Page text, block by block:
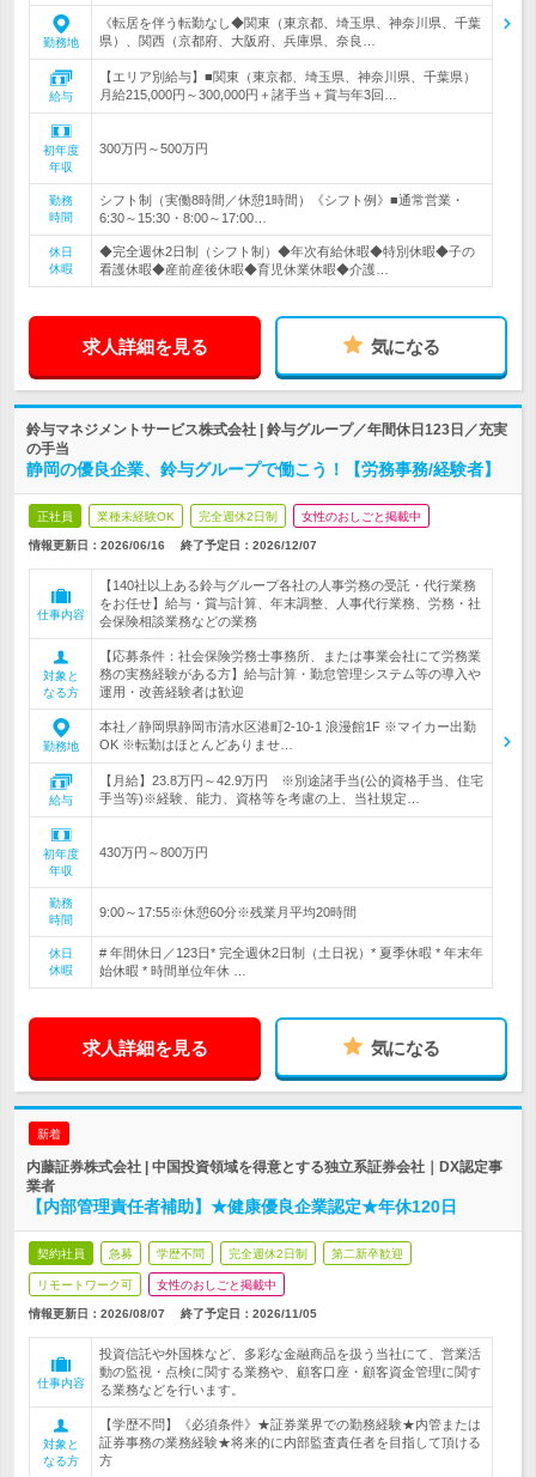
勤務地
《転居を伴う転勤なし◆関東（東京都、埼玉県、神奈川県、千葉
県）、関西（京都府、大阪府、兵庫県、奈良…
給与
【エリア別給与】■関東（東京都、埼玉県、神奈川県、千葉県）
月給215,000円～300,000円＋諸手当＋賞与年3回…
初年度
年収
300万円～500万円
勤務
時間
シフト制（実働8時間／休憩1時間）《シフト例》■通常営業・
6:30～15:30・8:00～17:00…
休日
休暇
◆完全週休2日制（シフト制）◆年次有給休暇◆特別休暇◆子の
看護休暇◆産前産後休暇◆育児休業休暇◆介護…
求人詳細を見る 気になる
鈴与マネジメントサービス株式会社 | 鈴与グループ／年間休日123日／充実
の手当
静岡の優良企業、鈴与グループで働こう！【労務事務/経験者】
正社員 業種未経験OK 完全週休2日制 女性のおしごと掲載中
情報更新日：2026/06/16 終了予定日： 2026/12/07
仕事内容
【140社以上ある鈴与グループ各社の人事労務の受託・代行業務
をお任せ】給与・賞与計算、年末調整、人事代行業務、労務・社
会保険相談業務などの業務
対象と
なる方
【応募条件：社会保険労務士事務所、または事業会社にて労務業
務の実務経験がある方】給与計算・勤怠管理システム等の導入や
運用・改善経験者は歓迎
勤務地
本社／静岡県静岡市清水区港町2-10-1 浪漫館1F ※マイカー出勤
OK ※転勤はほとんどありませ…
給与
【月給】23.8万円～42.9万円 ※別途諸手当(公的資格手当、住宅
手当等)※経験、能力、資格等を考慮の上、当社規定…
初年度
年収
430万円～800万円
勤務
時間
9:00～17:55※休憩60分※残業月平均20時間
休日
休暇
# 年間休日／123日* 完全週休2日制（土日祝）* 夏季休暇 * 年末年
始休暇 * 時間単位年休 …
求人詳細を見る 気になる
新着
内藤証券株式会社 | 中国投資領域を得意とする独立系証券会社｜DX認定事
業者
【内部管理責任者補助】★健康優良企業認定★年休120日
契約社員 急募 学歴不問 完全週休2日制 第二新卒歓迎
リモートワーク可 女性のおしごと掲載中
情報更新日：2026/08/07 終了予定日： 2026/11/05
仕事内容
投資信託や外国株など、多彩な金融商品を扱う当社にて、営業活
動の監視・点検に関する業務や、顧客口座・顧客資金管理に関す
る業務などを行います。
対象と
なる方
【学歴不問】《必須条件》★証券業界での勤務経験★内管または
証券事務の業務経験★将来的に内部監査責任者を目指して頂ける
方